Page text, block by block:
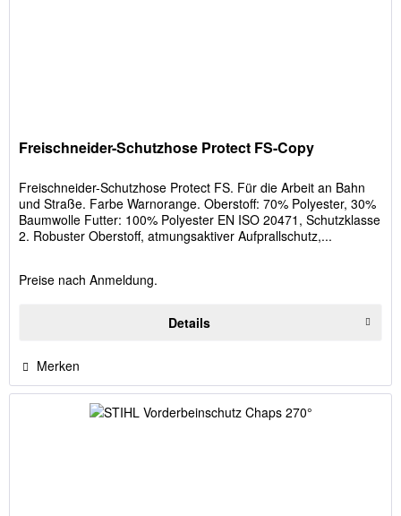
Freischneider-Schutzhose Protect FS-Copy
Freischneider-Schutzhose Protect FS. Für die Arbeit an Bahn
und Straße. Farbe Warnorange. Oberstoff: 70% Polyester, 30%
Baumwolle Futter: 100% Polyester EN ISO 20471, Schutzklasse
2. Robuster Oberstoff, atmungsaktiver Aufprallschutz,...
Preise nach Anmeldung.
Details
Merken